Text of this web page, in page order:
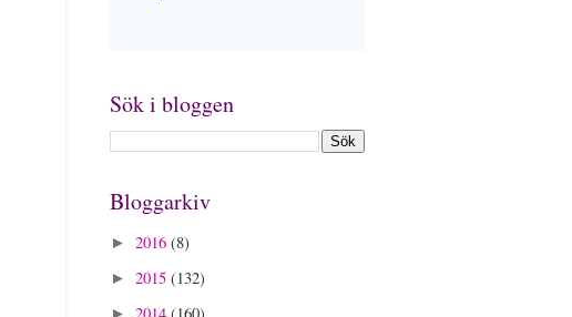
Sök i bloggen
Bloggarkiv
► 2016 (8)
► 2015 (132)
► 2014 (160)